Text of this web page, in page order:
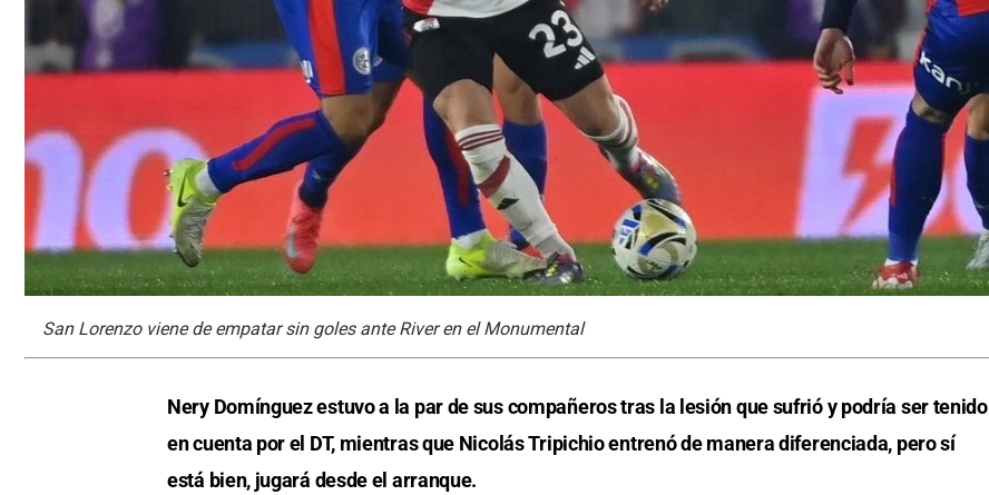
San Lorenzo viene de empatar sin goles ante River en el Monumental
Nery Domínguez estuvo a la par de sus compañeros tras la lesión que sufrió y podría ser tenido
en cuenta por el DT, mientras que Nicolás Tripichio entrenó de manera diferenciada, pero sí
está bien, jugará desde el arranque.